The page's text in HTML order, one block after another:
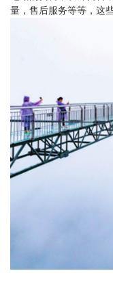
量，售后服务等等，这